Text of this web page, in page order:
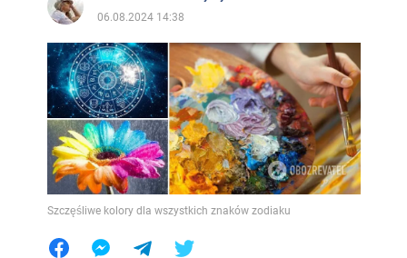
06.08.2024 14:38
Szczęśliwe kolory dla wszystkich znaków zodiaku